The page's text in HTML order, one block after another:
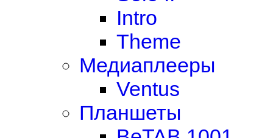
Intro
Theme
Медиаплееры
Ventus
Планшеты